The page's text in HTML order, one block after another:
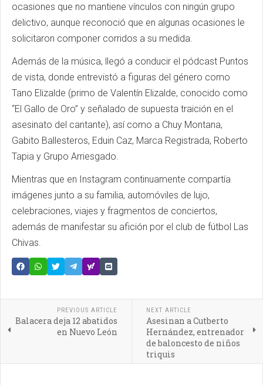
ocasiones que no mantiene vínculos con ningún grupo
delictivo, aunque reconoció que en algunas ocasiones le
solicitaron componer corridos a su medida.
Además de la música, llegó a conducir el pódcast Puntos
de vista, donde entrevistó a figuras del género como
Tano Elizalde (primo de Valentín Elizalde, conocido como
“El Gallo de Oro” y señalado de supuesta traición en el
asesinato del cantante), así como a Chuy Montana,
Gabito Ballesteros, Eduin Caz, Marca Registrada, Roberto
Tapia y Grupo Arriesgado.
Mientras que en Instagram continuamente compartía
imágenes junto a su familia, automóviles de lujo,
celebraciones, viajes y fragmentos de conciertos,
además de manifestar su afición por el club de fútbol Las
Chivas.
PREVIOUS ARTICLE
Balacera deja 12 abatidos
en Nuevo León
NEXT ARTICLE
Asesinan a Cutberto
Hernández, entrenador
de baloncesto de niños
triquis